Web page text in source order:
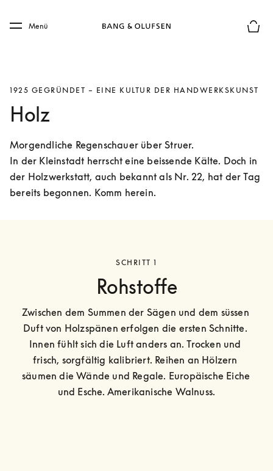
Skip to main footer
Menü
1925 GEGRÜNDET – EINE KULTUR DER HANDWERKSKUNST
Holz
Morgendliche Regenschauer über Struer.
In der Kleinstadt herrscht eine beissende Kälte. Doch in
der Holzwerkstatt, auch bekannt als Nr. 22, hat der Tag
bereits begonnen. Komm herein.
SCHRITT 1
Rohstoffe
Zwischen dem Summen der Sägen und dem süssen
Duft von Holzspänen erfolgen die ersten Schnitte.
Innen fühlt sich die Luft anders an. Trocken und
frisch, sorgfältig kalibriert. Reihen an Hölzern
säumen die Wände und Regale. Europäische Eiche
und Esche. Amerikanische Walnuss.